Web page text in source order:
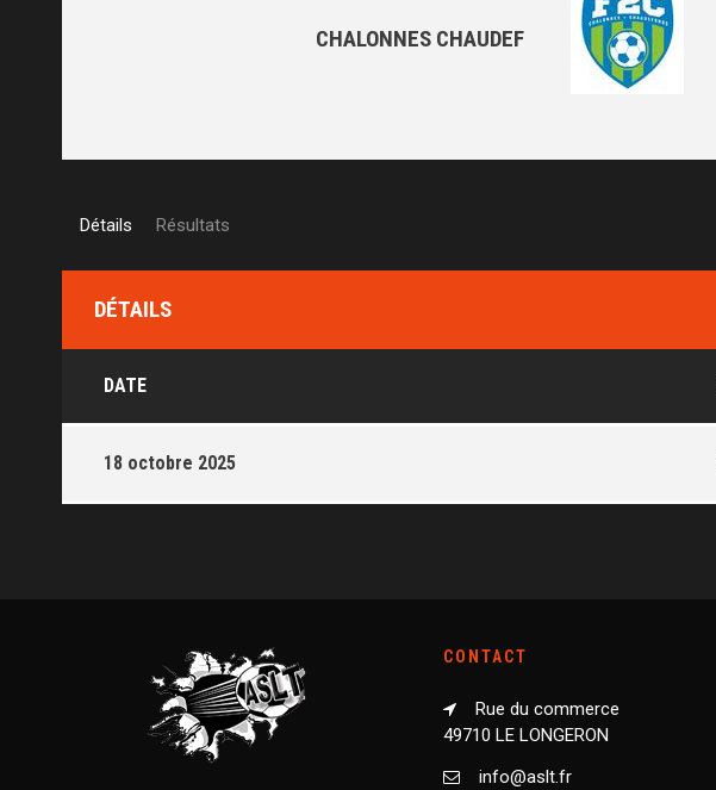
CHALONNES CHAUDEF
Détails Résultats
DÉTAILS
DATE
18 octobre 2025
CONTACT
Rue du commerce
49710 LE LONGERON
info@aslt.fr